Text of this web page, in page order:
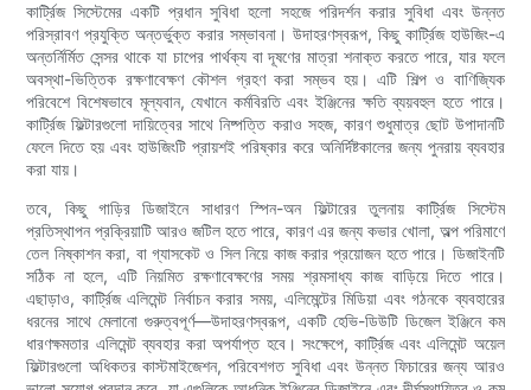
কার্ট্রিজ সিস্টেমের একটি প্রধান সুবিধা হলো সহজে পরিদর্শন করার সুবিধা এবং উন্নত
পরিস্রাবণ প্রযুক্তি অন্তর্ভুক্ত করার সম্ভাবনা। উদাহরণস্বরূপ, কিছু কার্ট্রিজ হাউজিং-এ
অন্তর্নির্মিত সেন্সর থাকে যা চাপের পার্থক্য বা দূষণের মাত্রা শনাক্ত করতে পারে, যার ফলে
অবস্থা-ভিত্তিক রক্ষণাবেক্ষণ কৌশল গ্রহণ করা সম্ভব হয়। এটি শিল্প ও বাণিজ্যিক
পরিবেশে বিশেষভাবে মূল্যবান, যেখানে কর্মবিরতি এবং ইঞ্জিনের ক্ষতি ব্যয়বহুল হতে পারে।
কার্ট্রিজ ফিল্টারগুলো দায়িত্বের সাথে নিষ্পত্তি করাও সহজ, কারণ শুধুমাত্র ছোট উপাদানটি
ফেলে দিতে হয় এবং হাউজিংটি প্রায়শই পরিষ্কার করে অনির্দিষ্টকালের জন্য পুনরায় ব্যবহার
করা যায়।
তবে, কিছু গাড়ির ডিজাইনে সাধারণ স্পিন-অন ফিল্টারের তুলনায় কার্ট্রিজ সিস্টেম
প্রতিস্থাপন প্রক্রিয়াটি আরও জটিল হতে পারে, কারণ এর জন্য কভার খোলা, অল্প পরিমাণে
তেল নিষ্কাশন করা, বা গ্যাসকেট ও সিল নিয়ে কাজ করার প্রয়োজন হতে পারে। ডিজাইনটি
সঠিক না হলে, এটি নিয়মিত রক্ষণাবেক্ষণের সময় শ্রমসাধ্য কাজ বাড়িয়ে দিতে পারে।
এছাড়াও, কার্ট্রিজ এলিমেন্ট নির্বাচন করার সময়, এলিমেন্টের মিডিয়া এবং গঠনকে ব্যবহারের
ধরনের সাথে মেলানো গুরুত্বপূর্ণ—উদাহরণস্বরূপ, একটি হেভি-ডিউটি ​​ডিজেল ইঞ্জিনে কম
ধারণক্ষমতার এলিমেন্ট ব্যবহার করা অপর্যাপ্ত হবে। সংক্ষেপে, কার্ট্রিজ এবং এলিমেন্ট অয়েল
ফিল্টারগুলো অধিকতর কাস্টমাইজেশন, পরিবেশগত সুবিধা এবং উন্নত ফিচারের জন্য আরও